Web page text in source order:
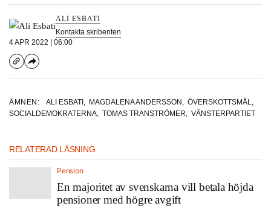
ALI ESBATI
Kontakta skribenten
4 APR 2022 | 06:00
ÄMNEN: ALI ESBATI , MAGDALENA ANDERSSON , ÖVERSKOTTSMÅL,
SOCIALDEMOKRATERNA, TOMAS TRANSTRÖMER, VÄNSTERPARTIET
RELATERAD LÄSNING
Pension
En majoritet av svenskarna vill betala höjda
pensioner med högre avgift